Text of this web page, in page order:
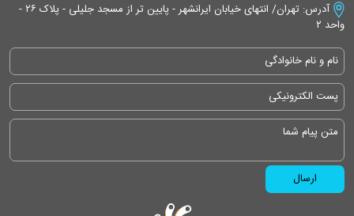
آدرس: تهران/ انتهای خیابان ایرانشهر - پایین تر از مسجد جلیلی - پلاک ۲۶ -
واحد ۲